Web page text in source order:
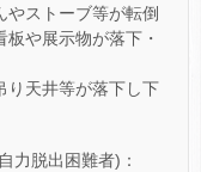
ストーブ等が転倒
や展示物が落下・
天井等が落下し下
力脱出困難者)：